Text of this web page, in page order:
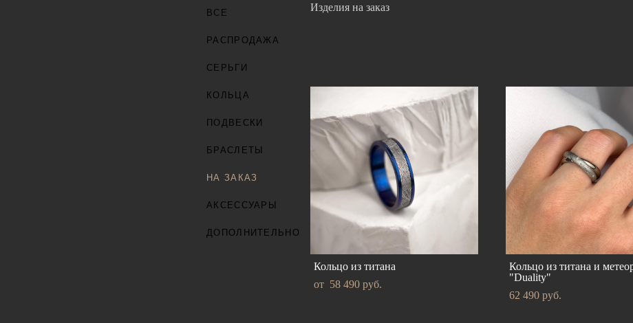
ВСЕ
РАСПРОДАЖА
СЕРЬГИ
КОЛЬЦА
ПОДВЕСКИ
БРАСЛЕТЫ
НА ЗАКАЗ
АКСЕССУАРЫ
ДОПОЛНИТЕЛЬНО
Изделия на заказ
Кольцо из титана
от 58 490 pуб.
Кольцо из титана и
"Duality"
62 490 pуб.